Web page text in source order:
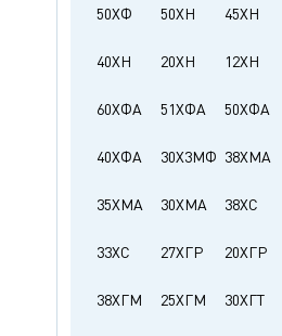
50ХФ 50ХН 45ХН
40ХН 20ХН 12ХН
60ХФА 51ХФА 50ХФА
40ХФА 30Х3МФ 38ХМА
35ХМА 30ХМА 38ХС
33ХС 27ХГР 20ХГР
38ХГМ 25ХГМ 30ХГТ